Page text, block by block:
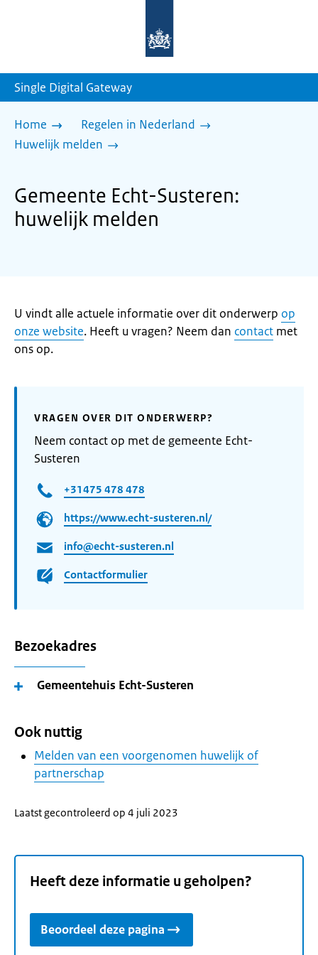
homepage
Single Digital Gateway
Home
Regelen in Nederland
Huwelijk melden
Gemeente Echt-Susteren:
huwelijk melden
U vindt alle actuele informatie over dit onderwerp op
onze website. Heeft u vragen? Neem dan contact met
ons op.
VRAGEN OVER DIT ONDERWERP?
Neem contact op met de gemeente Echt-
Susteren
+31475 478 478
https://www.echt-susteren.nl/
info@echt-susteren.nl
Contactformulier
Bezoekadres
Gemeentehuis Echt-Susteren
Ook nuttig
Melden van een voorgenomen huwelijk of
partnerschap
Laatst gecontroleerd op 4 juli 2023
Heeft deze informatie u geholpen?
Beoordeel deze pagina